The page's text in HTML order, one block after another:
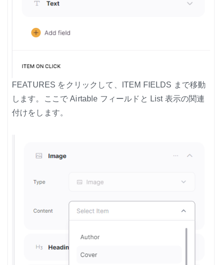
FEATURES をクリックして、ITEM FIELDS まで移動
します。ここで Airtable フィールドと List 表示の関連
付けをします。